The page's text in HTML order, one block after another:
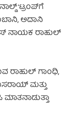
‘ಟ್ರಂಪ್‌ಗೆ
ಅದಾನಿ
ನಾಯಕ ರಾಹುಲ್
ರಾಹುಲ್ ಗಾಂಧಿ,
ಮತ್ತು
ಮಾತನಾಡುತ್ತಾ